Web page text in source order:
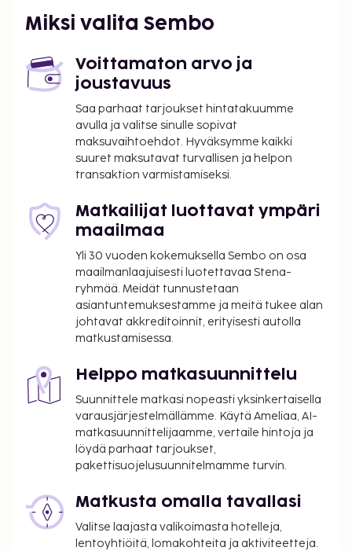
Miksi valita Sembo
Voittamaton arvo ja
joustavuus
Saa parhaat tarjoukset hintatakuumme
avulla ja valitse sinulle sopivat
maksuvaihtoehdot. Hyväksymme kaikki
suuret maksutavat turvallisen ja helpon
transaktion varmistamiseksi.
Matkailijat luottavat ympäri
maailmaa
Yli 30 vuoden kokemuksella Sembo on osa
maailmanlaajuisesti luotettavaa Stena-
ryhmää. Meidät tunnustetaan
asiantuntemuksestamme ja meitä tukee alan
johtavat akkreditoinnit, erityisesti autolla
matkustamisessa.
Helppo matkasuunnittelu
Suunnittele matkasi nopeasti yksinkertaisella
varausjärjestelmällämme. Käytä Ameliaa, AI-
matkasuunnittelijaamme, vertaile hintoja ja
löydä parhaat tarjoukset,
pakettisuojelusuunnitelmamme turvin.
Matkusta omalla tavallasi
Valitse laajasta valikoimasta hotelleja,
lentoyhtiöitä, lomakohteita ja aktiviteetteja.